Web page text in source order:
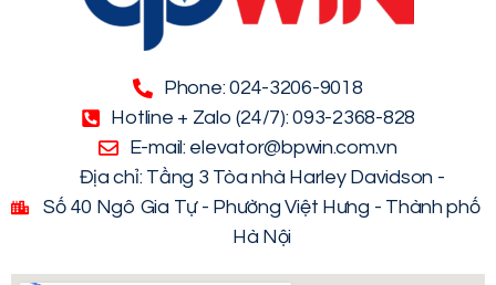
Phone: 024-3206-9018
Hotline + Zalo (24/7): 093-2368-828
E-mail: elevator@bpwin.com.vn
Địa chỉ: Tầng 3 Tòa nhà Harley Davidson -
Số 40 Ngô Gia Tự - Phường Việt Hưng - Thành phố
Hà Nội